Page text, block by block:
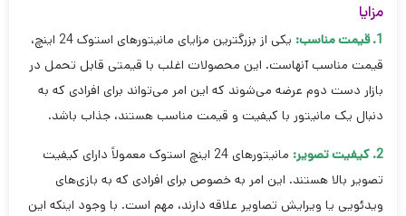
مزایا
1. قیمت مناسب:
یکی از بزرگترین مزایای مانیتورهای استوک 24 اینچ،
قیمت مناسب آنهاست. این محصولات اغلب با قیمتی قابل تحمل در
بازار دست دوم عرضه می‌شوند که این امر می‌تواند برای افرادی که به
دنبال یک مانیتور با کیفیت و قیمت مناسب هستند، جذاب باشد.
2. کیفیت تصویر:
مانیتورهای 24 اینچ استوک معمولاً دارای کیفیت
تصویر بالا هستند. این امر به خصوص برای افرادی که به بازی‌های
ویدئویی یا ویرایش تصاویر علاقه دارند، مهم است. با وجود اینکه این